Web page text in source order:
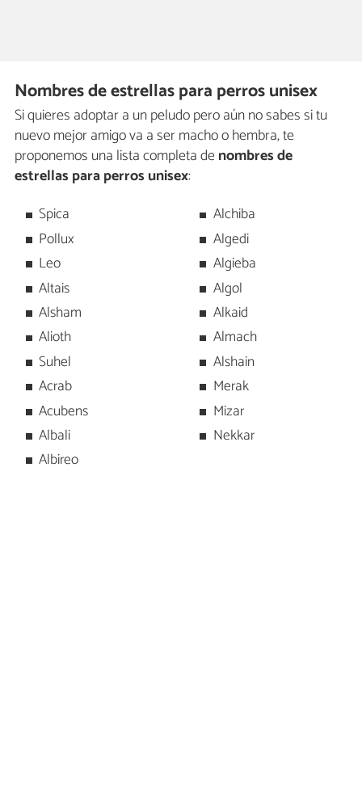
Nombres de estrellas para perros unisex
Si quieres adoptar a un peludo pero aún no sabes si tu
nuevo mejor amigo va a ser macho o hembra, te
proponemos una lista completa denombres de
estrellas para perros unisex:
Spica
Pollux
Leo
Altais
Alsham
Alioth
Suhel
Acrab
Acubens
Albali
Albireo
Alchiba
Algedi
Algieba
Algol
Alkaid
Almach
Alshain
Merak
Mizar
Nekkar